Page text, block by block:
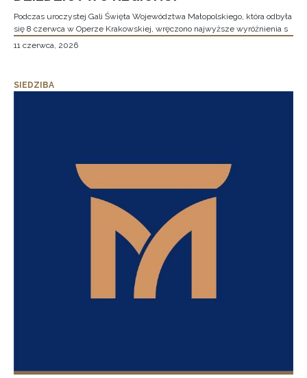
Podczas uroczystej Gali Święta Województwa Małopolskiego, która odbyła
się 8 czerwca w Operze Krakowskiej, wręczono najwyższe wyróżnienia s
11 czerwca, 2026
SIEDZIBA